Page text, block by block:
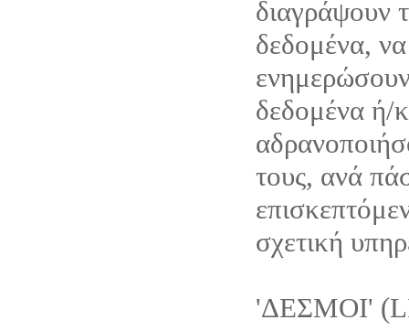
διαγράψουν
δεδομένα,
δεδομένα ή/
τους, ανά
σχετική
'ΔΕΣΜΟΙ'